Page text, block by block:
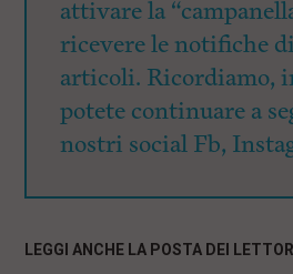
attivare la
ricevere le notifiche
articoli. Ricordiamo,
potete continuare a
nostri social Fb,
LEGGI ANCHE LA POSTA DEI